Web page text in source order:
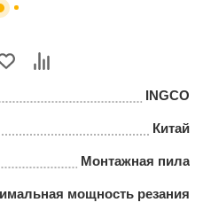
INGCO
Китай
Монтажная пила
мощность резания